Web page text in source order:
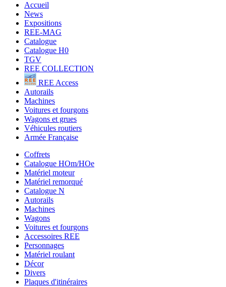
Accueil
News
Expositions
REE-MAG
Catalogue
Catalogue H0
TGV
REE COLLECTION
REE Access
Autorails
Machines
Voitures et fourgons
Wagons et grues
Véhicules routiers
Armée Française
Coffrets
Catalogue HOm/HOe
Matériel moteur
Matériel remorqué
Catalogue N
Autorails
Machines
Wagons
Voitures et fourgons
Accessoires REE
Personnages
Matériel roulant
Décor
Divers
Plaques d'itinéraires